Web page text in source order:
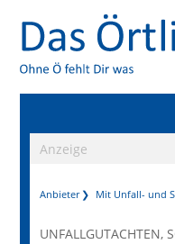
Anzeige
Anbieter Mit Unfall- und
UNFALLGUTACHTEN,